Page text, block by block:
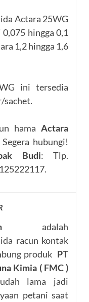
Actara 25WG
hingga 0,1
1,2 hingga 1,6
ini tersedia
sachet.
hama Actara
hubungi!
Budi: Tlp.
adalah
racun kontak
produk PT
Kimia ( FMC )
lama jadi
petani saat